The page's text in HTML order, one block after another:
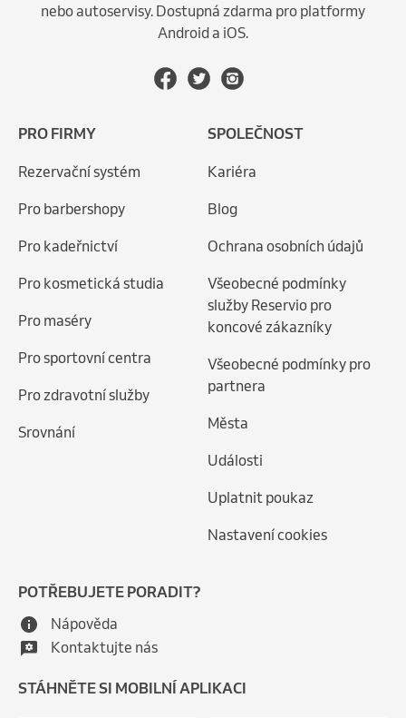
nebo autoservisy. Dostupná zdarma pro platformy
Android a iOS.
PRO FIRMY
Rezervační systém
Pro barbershopy
Pro kadeřnictví
Pro kosmetická studia
Pro maséry
Pro sportovní centra
Pro zdravotní služby
Srovnání
SPOLEČNOST
Kariéra
Blog
Ochrana osobních údajů
Všeobecné podmínky
služby Reservio pro
koncové zákazníky
Všeobecné podmínky pro
partnera
Města
Události
Uplatnit poukaz
Nastavení cookies
POTŘEBUJETE PORADIT?
Nápověda
Kontaktujte nás
STÁHNĚTE SI MOBILNÍ APLIKACI